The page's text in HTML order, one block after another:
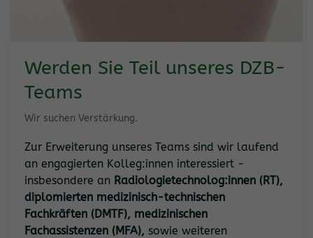
Werden Sie Teil unseres DZB-
Teams
Wir suchen Verstärkung.
Zur Erweiterung unseres Teams sind wir laufend
an engagierten Kolleg:innen interessiert -
insbesondere an Radiologietechnolog:innen (RT),
diplomierten medizinisch-technischen
Fachkräften (DMTF), medizinischen
Fachassistenzen (MFA), sowie weiteren